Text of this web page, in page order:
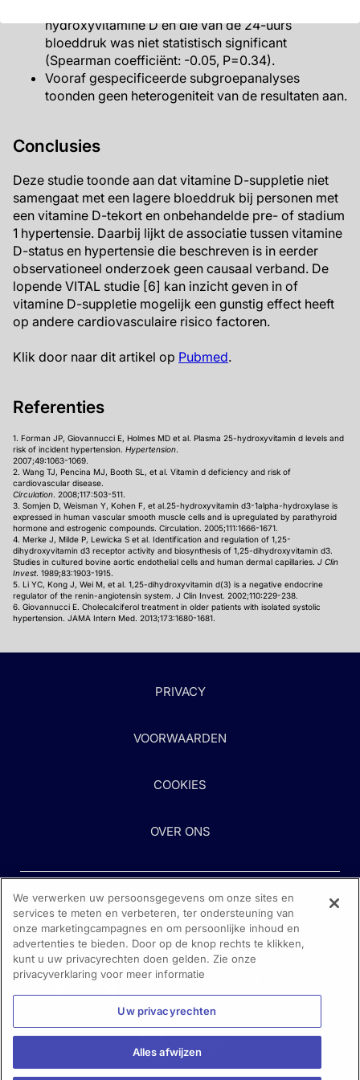
hydroxyvitamine D en die van de 24-uurs
bloeddruk was niet statistisch significant
(Spearman coefficiënt: -0.05, P=0.34).
Vooraf gespecificeerde subgroepanalyses
toonden geen heterogeniteit van de resultaten aan.
Conclusies
Deze studie toonde aan dat vitamine D-suppletie niet
samengaat met een lagere bloeddruk bij personen met
een vitamine D-tekort en onbehandelde pre- of stadium
1 hypertensie. Daarbij lijkt de associatie tussen vitamine
D-status en hypertensie die beschreven is in eerder
observationeel onderzoek geen causaal verband. De
lopende VITAL studie [6] kan inzicht geven in of
vitamine D-suppletie mogelijk een gunstig effect heeft
op andere cardiovasculaire risico factoren.
Klik door naar dit artikel op Pubmed.
Referenties
1. Forman JP, Giovannucci E, Holmes MD et al. Plasma 25-hydroxyvitamin d levels and
risk of incident hypertension. Hypertension.
2007;49:1063-1069.
2. Wang TJ, Pencina MJ, Booth SL, et al. Vitamin d deficiency and risk of
cardiovascular disease.
Circulation. 2008;117:503-511.
3. Somjen D, Weisman Y, Kohen F, et al.25-hydroxyvitamin d3-1alpha-hydroxylase is
expressed in human vascular smooth muscle cells and is upregulated by parathyroid
hormone and estrogenic compounds. Circulation. 2005;111:1666-1671.
4. Merke J, Milde P, Lewicka S et al. Identification and regulation of 1,25-
dihydroxyvitamin d3 receptor activity and biosynthesis of 1,25-dihydroxyvitamin d3.
Studies in cultured bovine aortic endothelial cells and human dermal capillaries. J Clin
Invest. 1989;83:1903-1915.
5. Li YC, Kong J, Wei M, et al. 1,25-dihydroxyvitamin d(3) is a negative endocrine
regulator of the renin-angiotensin system. J Clin Invest. 2002;110:229-238.
6. Giovannucci E. Cholecalciferol treatment in older patients with isolated systolic
hypertension. JAMA Intern Med. 2013;173:1680-1681.
PRIVACY
VOORWAARDEN
COOKIES
OVER ONS
Heeft u hulp nodig?
Neem contact met ons op
We verwerken uw persoonsgegevens om onze sites en
services te meten en verbeteren, ter ondersteuning van
onze marketingcampagnes en om persoonlijke inhoud en
advertenties te bieden. Door op de knop rechts te klikken,
kunt u uw privacyrechten doen gelden. Zie onze
privacyverklaring voor meer informatie
Uw privacyrechten
Alles afwijzen